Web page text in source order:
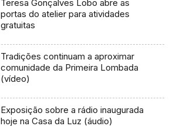
Teresa Gonçalves Lobo abre as
portas do atelier para atividades
gratuitas
Tradições continuam a aproximar
comunidade da Primeira Lombada
(vídeo)
Exposição sobre a rádio inaugurada
hoje na Casa da Luz (áudio)